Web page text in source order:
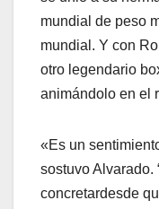
mundial de peso
mundial. Y con
otro legendario
animándolo en el
«Es un
sostuvo Alvarado.
concretardesde